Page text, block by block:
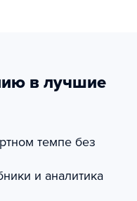
в лучшие
темпе без
и аналитика